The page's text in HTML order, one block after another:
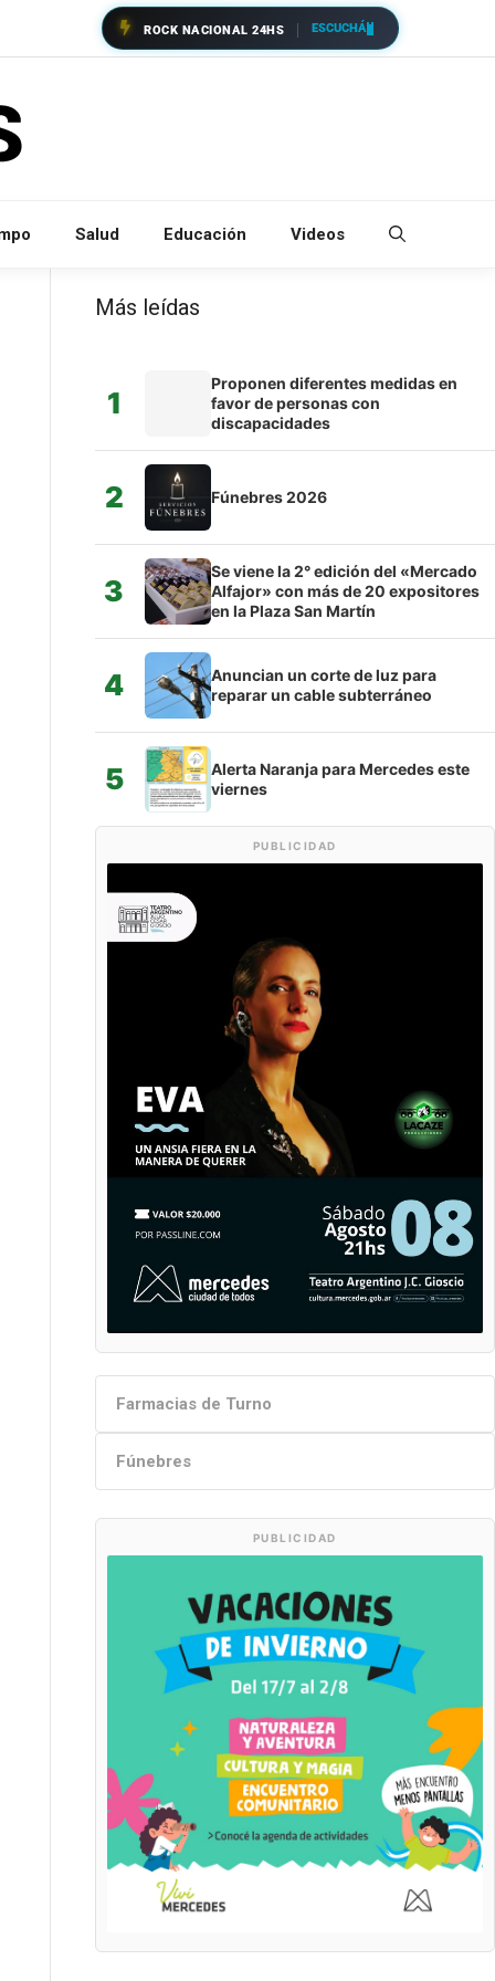
ROCK NACIONAL 24HS ESCUCHÁ
Salud Educación Videos
Más leídas
1
Proponen diferentes medidas en
favor de personas con
discapacidades
2 Fúnebres 2026
3
Se viene la 2° edición del «Mercado
Alfajor» con más de 20 expositores
en la Plaza San Martín
4
Anuncian un corte de luz para
reparar un cable subterráneo
5
Alerta Naranja para Mercedes este
viernes
PUBLICIDAD
Farmacias de Turno
Fúnebres
PUBLICIDAD